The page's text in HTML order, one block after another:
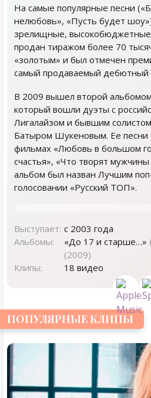
На самые популярные песни
нелюбовь», «Пусть будет
зрелищные,
продан тиражом более 70
«золотым» и был отмечен
самый продаваемый дебютный
В 2009 вышел второй
который вошли дуэты с
Лигалайзом и бывшим
Батыром Шукеновым. Ее песни
фильмах «Любовь в большом
счастья», «Что творят
альбом был назван Лучшим
голосовании «Русский ТОП».
Выступает: с 2003 года
Альбомы:
«До 17 и старше…»
(2009)
Клипы:
18 видео
ПОПУЛЯРНЫЕ КЛИПЫ